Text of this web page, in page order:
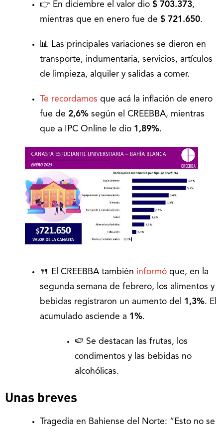
👉 En diciembre el valor dio $ 703.373,
mientras que en enero fue de $ 721.650.
📊 Las principales variaciones se dieron en
transporte, indumentaria, servicios, artículos
de limpieza, alquiler y salidas a comer.
Te recordamos que acá la inflación de enero
fue de 2,6% según el CREEBBA, mientras
que a IPC Online le dio 1,89%.
🍴 El CREEBBA también informó que, en la
segunda semana de febrero, los alimentos y
bebidas registraron un aumento del 1,3%. El
acumulado asciende a 1%.
🍉 Se destacan las frutas, los
condimentos y las bebidas no
alcohólicas.
Unas breves
Tragedia en Bahiense del Norte: “Esto no se